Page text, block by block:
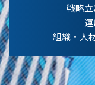
戦略立
組織・人